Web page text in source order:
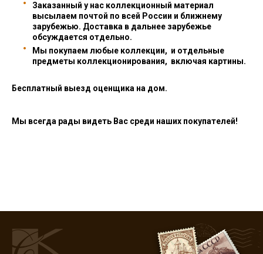
Заказанный у нас коллекционный материал
высылаем почтой по всей России и ближнему
зарубежью. Доставка в дальнее зарубежье
обсуждается отдельно.
Мы покупаем любые коллекции, и отдельные
предметы коллекционирования, включая картины.
Бесплатный выезд оценщика на дом.
Мы всегда рады видеть Вас среди наших покупателей!